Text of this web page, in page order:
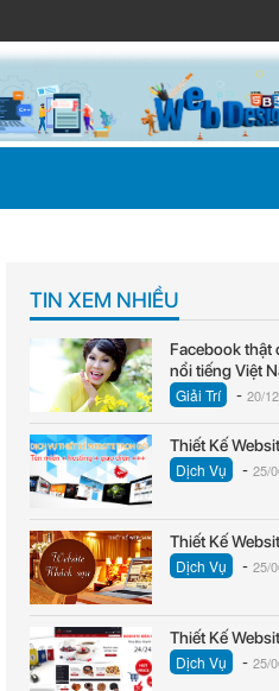
TIN XEM NHIỀU
Facebook thật
nổi tiếng Việt
Giải Trí - 20/
Thiết Kế
Dịch Vụ - 25/
Thiết Kế
Dịch Vụ - 25/
Thiết Kế
Dịch Vụ - 25/